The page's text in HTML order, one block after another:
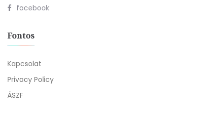
facebook
Fontos
Kapcsolat
Privacy Policy
ÁSZF